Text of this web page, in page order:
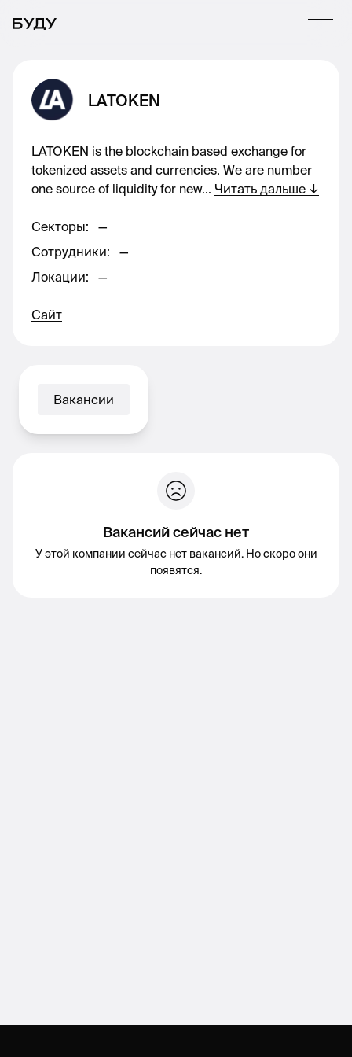
LATOKEN
LATOKEN is the blockchain based exchange for
tokenized assets and currencies. We are number
one source of liquidity for new... Читать дальше ↓
Секторы:
—
Сотрудники:
—
Локации: —
Сайт
Вакансии
Вакансий сейчас нет
У этой компании сейчас нет вакансий. Но скоро они
появятся.